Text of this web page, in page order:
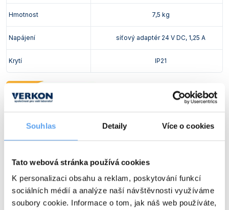
Souhlas Detaily Více o cookies
Tato webová stránka používá cookies
K personalizaci obsahu a reklam, poskytování funkcí
sociálních médií a analýze naší návštěvnosti využíváme
soubory cookie. Informace o tom, jak náš web používáte,
Hmotnost 7,5 kg
Napájení síťový adaptér 24 V DC, 1,25 A
Krytí IP21